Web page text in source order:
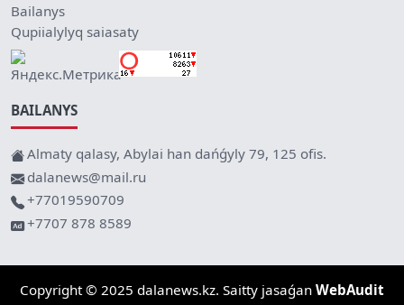
Bailanys
Qupiialylyq saiasaty
BAILANYS
Almaty qalasy, Abylai han dańǵyly 79, 125 ofis.
dalanews@mail.ru
+77019590709
+7707 878 8589
Copyright © 2025 dalanews.kz. Saitty jasaǵan WebAudit